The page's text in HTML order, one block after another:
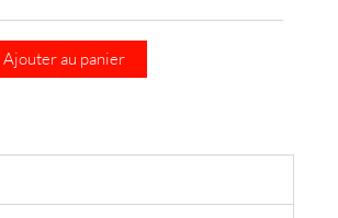
Ajouter au panier